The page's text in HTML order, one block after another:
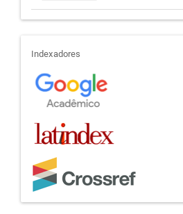
indexadores
Indexadores